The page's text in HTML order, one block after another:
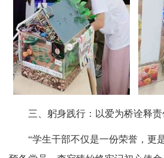
三、躬身践行：以爱为桥诠释责
“学生干部不仅是一份荣誉，更